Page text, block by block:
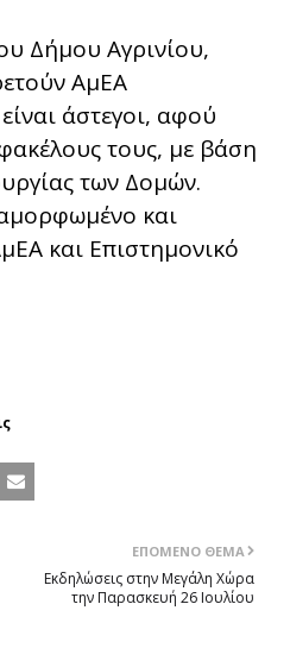
Δήμου Αγρινίου,
ΑμΕΑ
άστεγοι, αφού
τους, με βάση
των Δομών.
και
και Επιστημονικό
ΕΠΌΜΕΝΟ ΘΈΜΑ
Εκδηλώσεις στην Μεγάλη Χώρα
την Παρασκευή 26 Ιουλίου